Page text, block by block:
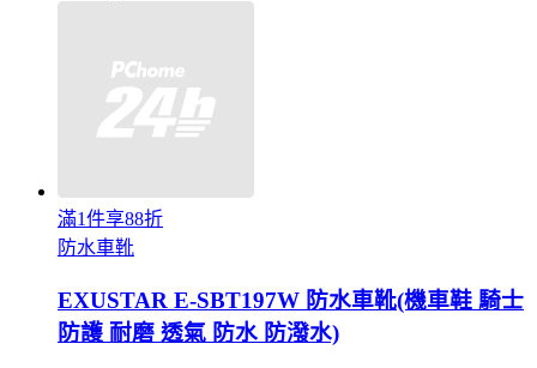
滿1件享88折
防水車靴
EXUSTAR E-SBT197W 防水車靴(機車鞋 騎士
防護 耐磨 透氣 防水 防潑水)